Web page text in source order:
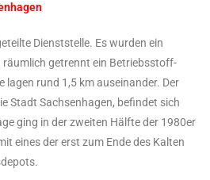
Dienststelle. Es wurden ein
getrennt ein Betriebsstoff-
lagen rund 1,5 km auseinander. Der
Stadt Sachsenhagen, befindet sich
ging in der zweiten Hälfte der 1980er
eines der erst zum Ende des Kalten